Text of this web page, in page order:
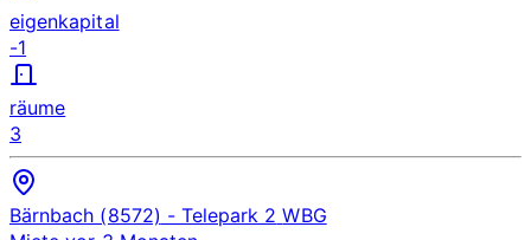
eigenkapital
-1
räume
3
Bärnbach (8572) - Telepark 2 WBG